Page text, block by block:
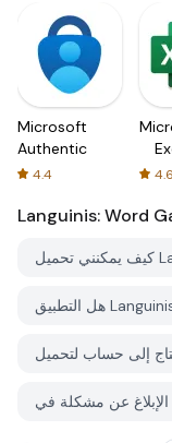
Microsoft
Authenticator
4.4 4.6
Languinis: Word